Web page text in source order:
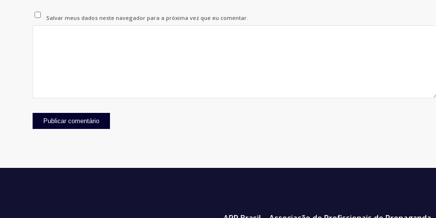
Salvar meus dados neste navegador para a próxima vez que eu comentar.